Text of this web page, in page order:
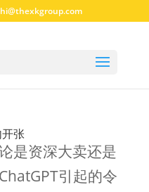
hi@thexkgroup.com
张
是资深大卖还是
引起的令